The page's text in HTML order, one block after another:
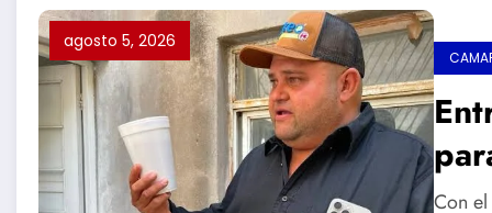
agosto 5, 2026
Con